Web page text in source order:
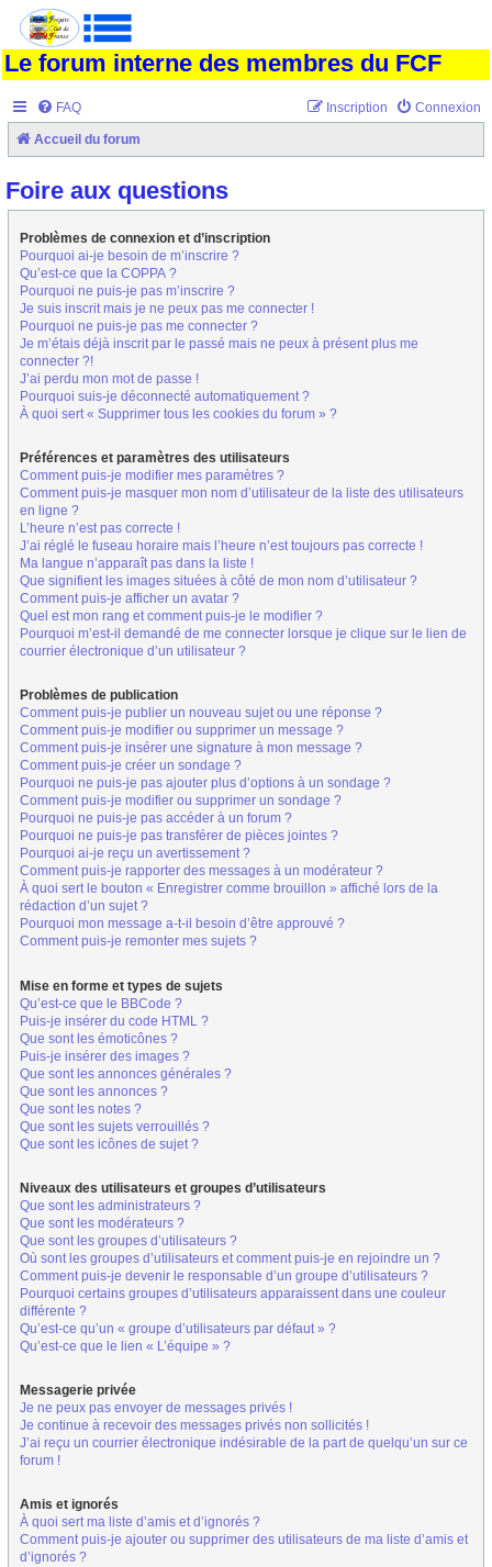
Le forum interne des membres du FCF
FAQ Connexion
Inscription
Accueil du forum
Foire aux questions
Problèmes de connexion et d’inscription
Pourquoi ai-je besoin de m’inscrire ?
Qu’est-ce que la COPPA ?
Pourquoi ne puis-je pas m’inscrire ?
Je suis inscrit mais je ne peux pas me connecter !
Pourquoi ne puis-je pas me connecter ?
Je m’étais déjà inscrit par le passé mais ne peux à présent plus me
connecter ?!
J’ai perdu mon mot de passe !
Pourquoi suis-je déconnecté automatiquement ?
À quoi sert « Supprimer tous les cookies du forum » ?
Préférences et paramètres des utilisateurs
Comment puis-je modifier mes paramètres ?
Comment puis-je masquer mon nom d’utilisateur de la liste des utilisateurs
en ligne ?
L’heure n’est pas correcte !
J’ai réglé le fuseau horaire mais l’heure n’est toujours pas correcte !
Ma langue n’apparaît pas dans la liste !
Que signifient les images situées à côté de mon nom d’utilisateur ?
Comment puis-je afficher un avatar ?
Quel est mon rang et comment puis-je le modifier ?
Pourquoi m’est-il demandé de me connecter lorsque je clique sur le lien de
courrier électronique d’un utilisateur ?
Problèmes de publication
Comment puis-je publier un nouveau sujet ou une réponse ?
Comment puis-je modifier ou supprimer un message ?
Comment puis-je insérer une signature à mon message ?
Comment puis-je créer un sondage ?
Pourquoi ne puis-je pas ajouter plus d’options à un sondage ?
Comment puis-je modifier ou supprimer un sondage ?
Pourquoi ne puis-je pas accéder à un forum ?
Pourquoi ne puis-je pas transférer de pièces jointes ?
Pourquoi ai-je reçu un avertissement ?
Comment puis-je rapporter des messages à un modérateur ?
À quoi sert le bouton « Enregistrer comme brouillon » affiché lors de la
rédaction d’un sujet ?
Pourquoi mon message a-t-il besoin d’être approuvé ?
Comment puis-je remonter mes sujets ?
Mise en forme et types de sujets
Qu’est-ce que le BBCode ?
Puis-je insérer du code HTML ?
Que sont les émoticônes ?
Puis-je insérer des images ?
Que sont les annonces générales ?
Que sont les annonces ?
Que sont les notes ?
Que sont les sujets verrouillés ?
Que sont les icônes de sujet ?
Niveaux des utilisateurs et groupes d’utilisateurs
Que sont les administrateurs ?
Que sont les modérateurs ?
Que sont les groupes d’utilisateurs ?
Où sont les groupes d’utilisateurs et comment puis-je en rejoindre un ?
Comment puis-je devenir le responsable d’un groupe d’utilisateurs ?
Pourquoi certains groupes d’utilisateurs apparaissent dans une couleur
différente ?
Qu’est-ce qu’un « groupe d’utilisateurs par défaut » ?
Qu’est-ce que le lien « L’équipe » ?
Messagerie privée
Je ne peux pas envoyer de messages privés !
Je continue à recevoir des messages privés non sollicités !
J’ai reçu un courrier électronique indésirable de la part de quelqu’un sur ce
forum !
Amis et ignorés
À quoi sert ma liste d’amis et d’ignorés ?
Comment puis-je ajouter ou supprimer des utilisateurs de ma liste d’amis et
d’ignorés ?